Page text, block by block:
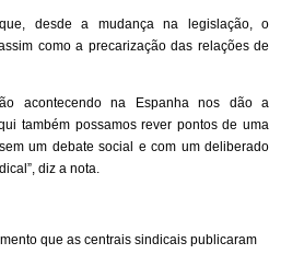
desde a mudança na legislação, o
como a precarização das relações de
acontecendo na Espanha nos dão a
também possamos rever pontos de uma
um debate social e com um deliberado
diz a nota.
que as centrais sindicais publicaram